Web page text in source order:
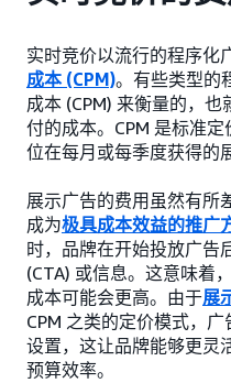
实时竞价以流行的程序化
成本 (CPM)。有些类型的
成本 (CPM) 来衡量的，
付的成本。CPM 是标准
位在每月或每季度获得的
展示广告的费用虽然有所
成为极具成本效益的推广
时，品牌在开始投放广告
(CTA) 或信息。这意味着
成本可能会更高。由于展
CPM 之类的定价模式，
设置，这让品牌能够更灵
预算效率。